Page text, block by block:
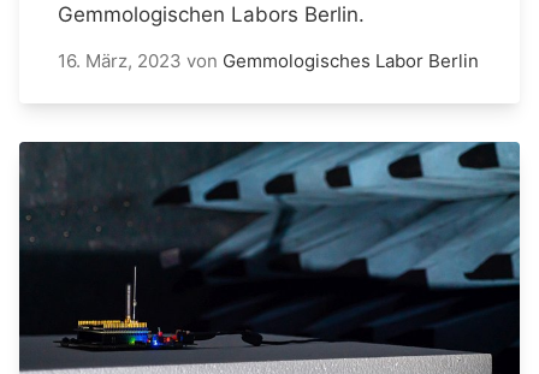
Gemmologischen Labors Berlin.
16. März, 2023 von Gemmologisches Labor Berlin